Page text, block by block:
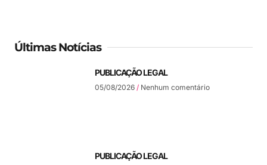
Últimas Notícias
PUBLICAÇÃO LEGAL
05/08/2026 Nenhum comentário
PUBLICAÇÃO LEGAL